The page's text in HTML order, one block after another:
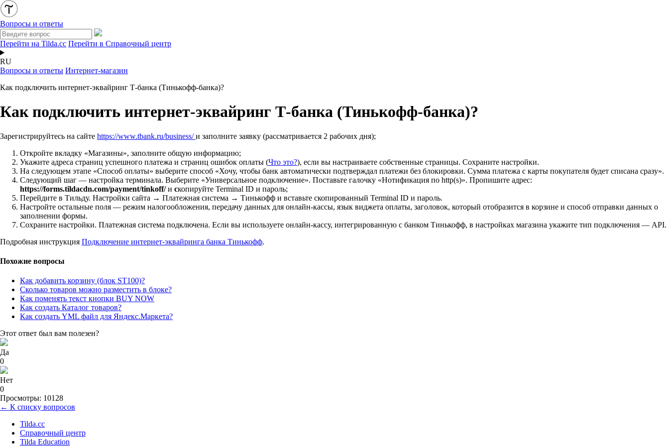
Вопросы и ответы
Перейти на Tilda.cc Перейти в Справочный центр
RU
Вопросы и ответы Интернет-магазин
Как подключить интернет-эквайринг Т-банка (Тинькофф-банка)?
Как подключить интернет-эквайринг Т-банка (Тинькофф-банка)?
Зарегистрируйтесь на сайте https://www.tbank.ru/business/и заполните заявку (рассматривается 2 рабочих дня);
Откройте вкладку «Магазины», заполните общую информацию;
Укажите адреса страниц успешного платежа и страниц ошибок оплаты (Что это?), если вы настраиваете собственные страницы. Сохраните настройки.
На следующем этапе «Способ оплаты» выберите способ «Хочу, чтобы банк автоматически подтверждал платежи без блокировки. Сумма платежа с карты покупателя будет списана сразу».
Следующий шаг — настройка терминала. Выберите «Универсальное подключение». Поставьте галочку «Нотификация по http(s)». Пропишите адрес:
https://forms.tildacdn.com/payment/tinkoff/и скопируйте Terminal ID и пароль;
Перейдите в Тильду. Настройки сайта → Платежная система → Тинькофф и вставьте скопированный Terminal ID и пароль.
Настройте остальные поля — режим налогообложения, передачу данных для онлайн-кассы, язык виджета оплаты, заголовок, который отобразится в корзине и способ отправки данных о
заполнении формы.
Сохраните настройки. Платежная система подключена. Если вы используете онлайн-кассу, интегрированную с банком Тинькофф, в настройках магазина укажите тип подключения — API.
Подробная инструкция Подключение интернет-эквайринга банка Тинькофф.
Похожие вопросы
Как добавить корзину (блок ST100)?
Сколько товаров можно разместить в блоке?
Как поменять текст кнопки BUY NOW
Как создать Каталог товаров?
Как создать YML файл для Яндекс.Маркета?
Этот ответ был вам полезен?
Да
0
Нет
0
Просмотры: 10128
← К списку вопросов
Tilda.cc
Справочный центр
Tilda Education